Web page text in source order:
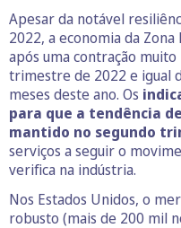
Apesar da notável
2022, a economia da
após uma contração
trimestre de 2022 e igual
meses deste ano. Os
para que a tendência
mantido no segundo
serviços a seguir o
verifica na indústria.
Nos Estados Unidos, o
robusto (mais de 200 mil